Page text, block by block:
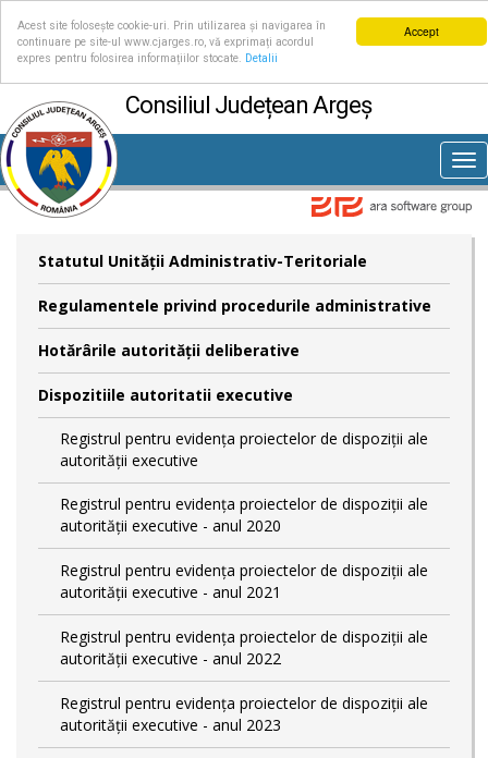
Accept
Acest site folosește cookie-uri. Prin utilizarea și navigarea în
continuare pe site-ul www.cjarges.ro, vă exprimați acordul
expres pentru folosirea informațiilor stocate.
Detalii
Consiliul Județean Argeș
Statutul Unităţii Administrativ-Teritoriale
Regulamentele privind procedurile administrative
Hotărârile autorităţii deliberative
Dispozitiile autoritatii executive
Registrul pentru evidența proiectelor de dispoziții ale
autorității executive
Registrul pentru evidența proiectelor de dispoziții ale
autorității executive - anul 2020
Registrul pentru evidența proiectelor de dispoziții ale
autorității executive - anul 2021
Registrul pentru evidența proiectelor de dispoziții ale
autorității executive - anul 2022
Registrul pentru evidența proiectelor de dispoziții ale
autorității executive - anul 2023